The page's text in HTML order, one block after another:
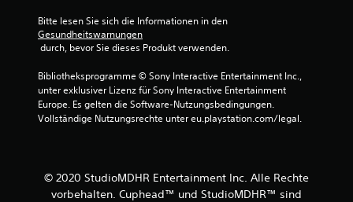
Bitte lesen Sie sich die Informationen in den
Gesundheitswarnungen
durch, bevor Sie dieses Produkt verwenden.
Bibliotheksprogramme © Sony Interactive Entertainment Inc.,
unter exklusiver Lizenz für Sony Interactive Entertainment
Europe. Es gelten die Software-Nutzungsbedingungen.
Vollständige Nutzungsrechte unter eu.playstation.com/legal.
© 2020 StudioMDHR Entertainment Inc. Alle Rechte
vorbehalten. Cuphead™ und StudioMDHR™ sind